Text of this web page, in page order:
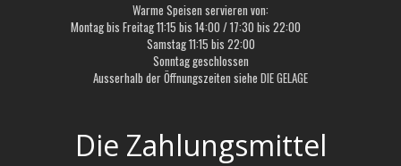
Warme Speisen servieren von:
Montag bis Freitag 11:15 bis 14:00 / 17:30 bis 22:00
Samstag 11:15 bis 22:00
Sonntag geschlossen
Ausserhalb der Öffnungszeiten siehe DIE GELAGE
Die Zahlungsmittel